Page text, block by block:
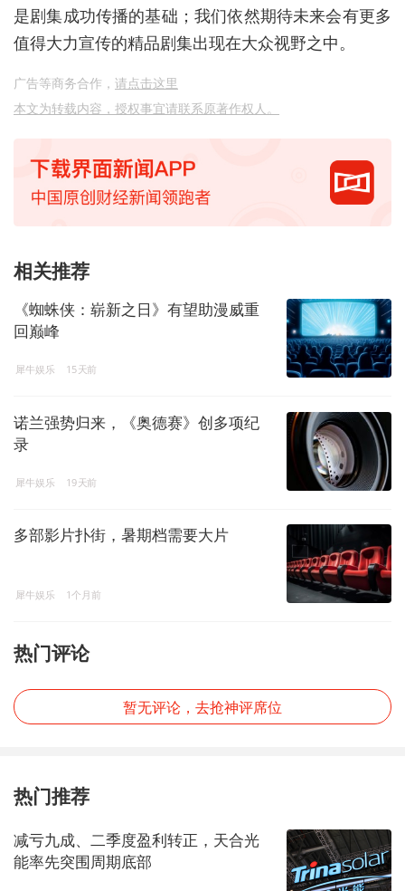
是剧集成功传播的基础；我们依然期待未来会有更多
值得大力宣传的精品剧集出现在大众视野之中。
广告等商务合作， 请点击这里
本文为转载内容，授权事宜请联系原著作权人。
相关推荐
《蜘蛛侠：崭新之日》有望助漫威重
回巅峰
犀牛娱乐 15天前
诺兰强势归来，《奥德赛》创多项纪
录
犀牛娱乐 19天前
多部影片扑街，暑期档需要大片
犀牛娱乐 1个月前
热门评论
暂无评论，去抢神评席位
热门推荐
减亏九成、二季度盈利转正，天合光
能率先突围周期底部